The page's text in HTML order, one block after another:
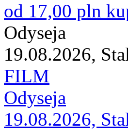
od 17,00 pln
Odyseja
19.08.2026,
FILM
Odyseja
19.08.2026,